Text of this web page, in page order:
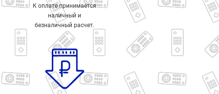
К оплате принимается
наличный и
безналичный расчет.